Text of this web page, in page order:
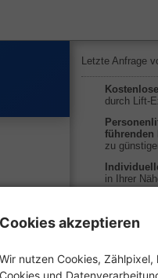
Cookies akzeptieren
Wir nutzen Cookies,
Cookies und
Letzte Anfrage
durch Lift-
führenden
zu
in Ihrer
„Wir haben
für den
waren sehr
und der Lift